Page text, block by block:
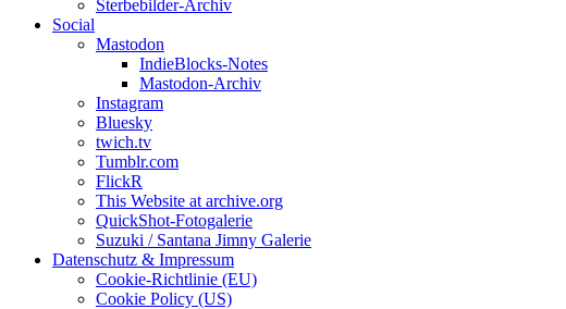
Sterbebilder-Archiv
Social
Mastodon
IndieBlocks-Notes
Mastodon-Archiv
Instagram
Bluesky
twich.tv
Tumblr.com
FlickR
This Website at archive.org
QuickShot-Fotogalerie
Suzuki / Santana Jimny Galerie
Datenschutz & Impressum
Cookie-Richtlinie (EU)
Cookie Policy (US)